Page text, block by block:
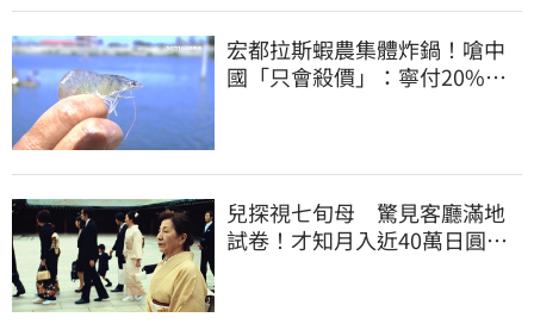
宏都拉斯蝦農集體炸鍋！嗆中
國「只會殺價」：寧付20%關
兒探視七旬母 驚見客廳滿地
試卷！才知月入近40萬日圓